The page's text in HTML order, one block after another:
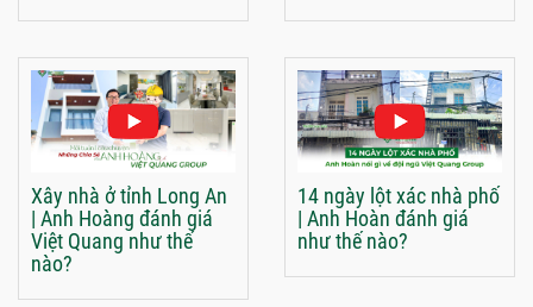
Xây nhà ở tỉnh Long An
| Anh Hoàng đánh giá
Việt Quang như thế
nào?
14 ngày lột xác nhà phố
| Anh Hoàn đánh giá
như thế nào?